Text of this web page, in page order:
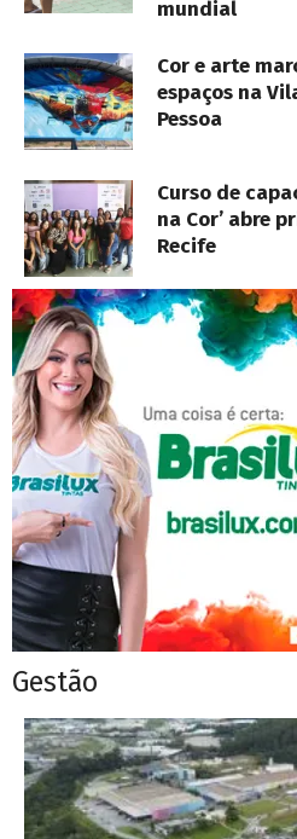
mundial
Cor e arte
espaços na
Pessoa
Curso de
na Cor’ abre
Recife
Gestão